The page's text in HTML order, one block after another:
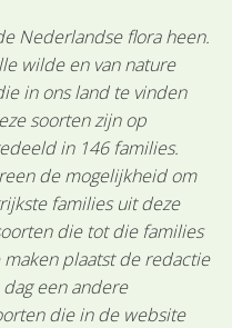
Nederlandse flora heen.
wilde en van nature
in ons land te vinden
soorten zijn op
in 146 families.
de mogelijkheid om
families uit deze
die tot die families
plaatst de redactie
een andere
die in de website